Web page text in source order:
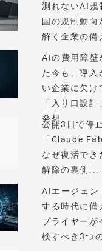
測れないAI規
国の規制動向
解く企業の備
AIの費用障壁
た今も、導入
い企業に欠け
「入り口設計
発想
公開3日で停
「Claude
なぜ復活でき
解除の裏側...
AIエージェン
する時代に備
プライヤーが
検すべき3つ